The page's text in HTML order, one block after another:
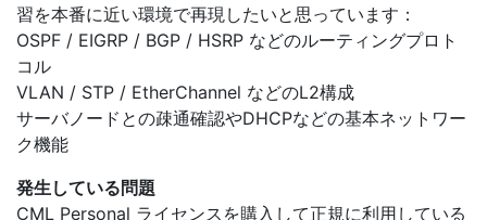
習を本番に近い環境で再現したいと思っています：
OSPF / EIGRP / BGP / HSRP などのルーティングプロト
コル
VLAN / STP / EtherChannel などのL2構成
サーバノードとの疎通確認やDHCPなどの基本ネットワー
ク機能
発生している問題
CML Personal ライセンスを購入して正規に利用している